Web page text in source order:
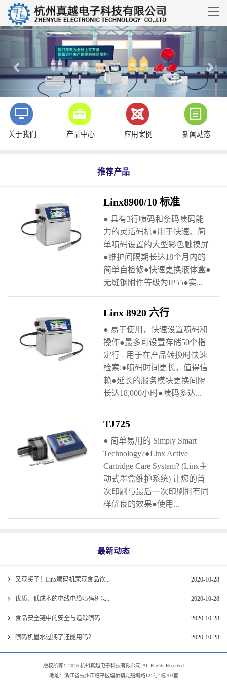

Previous
关于我们 产品中心 应用案例 新闻动态
推荐产品
Linx8900/10 标准
● 具有3行喷码和条码喷码能
力的灵活码机●用于快速、简
单喷码设置的大型彩色触摸屏
●维护间隔期长达18个月内的
简单自检修●快速更换液体盒●
无缝钢附件等级为IP55●实...
Linx 8920 六行
● 易于使用，快速设置喷码和
操作●最多可设置存储50个指
定行 - 用于在产品转换时快速
检索;●喷码时间更长，值得信
赖●延长的服务模块更换间隔
长达18,000小时●喷码多达...
TJ725
● 简单易用的 Simply Smart
Technology?●Linx Active
Cartridge Care System? (Linx主
动式墨盒维护系统) 让您的首
次印刷与最后一次印刷拥有同
样优良的效果●使用...
最新动态
又获奖了！Linx喷码机荣获食品饮... 2020-10-28
优质、低成本的电线电缆喷码机怎... 2020-10-28
食品安全链中的安全与追踪喷码 2020-10-28
喷码机墨水过期了还能用吗？ 2020-10-28
版权所有：2026 杭州真越电子科技有限公司 All Rights Reserved
地址：浙江省杭州市临平区塘栖镇龙船坞路121号4幢703室